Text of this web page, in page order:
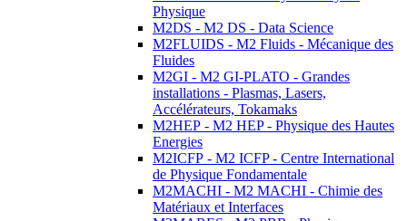
Physique
M2DS - M2 DS - Data Science
M2FLUIDS - M2 Fluids - Mécanique des
Fluides
M2GI - M2 GI-PLATO - Grandes
installations - Plasmas, Lasers,
Accélérateurs, Tokamaks
M2HEP - M2 HEP - Physique des Hautes
Energies
M2ICFP - M2 ICFP - Centre International
de Physique Fondamentale
M2MACHI - M2 MACHI - Chimie des
Matériaux et Interfaces